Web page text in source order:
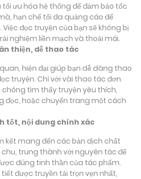
tối ưu hóa hệ thống để đảm bảo tốc
hạn chế tối đa quảng cáo để
đọc truyện của bạn sẽ không bị
nghiệm liền mạch và thoải mái.
thiện, dễ thao tác
hiện đại giúp bạn dễ dàng thao
truyện. Chỉ với vài thao tác đơn
chóng tìm thấy truyện yêu thích,
đọc, hoặc chuyển trang một cách
tốt, nội dung chính xác
mang đến các bản dịch chất
trung thành với nguyên tác để
đúng tinh thần của tác phẩm.
được truyền tải trọn vẹn nhất,